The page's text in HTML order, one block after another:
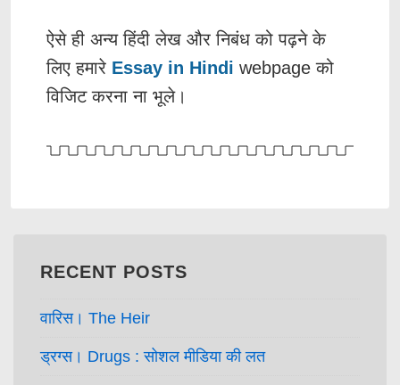
ऐसे ही अन्य हिंदी लेख और निबंध को पढ़ने के
लिए हमारे Essay in Hindi webpage को
विजिट करना ना भूले।
RECENT POSTS
वारिस। The Heir
ड्रग्स। Drugs : सोशल मीडिया की लत